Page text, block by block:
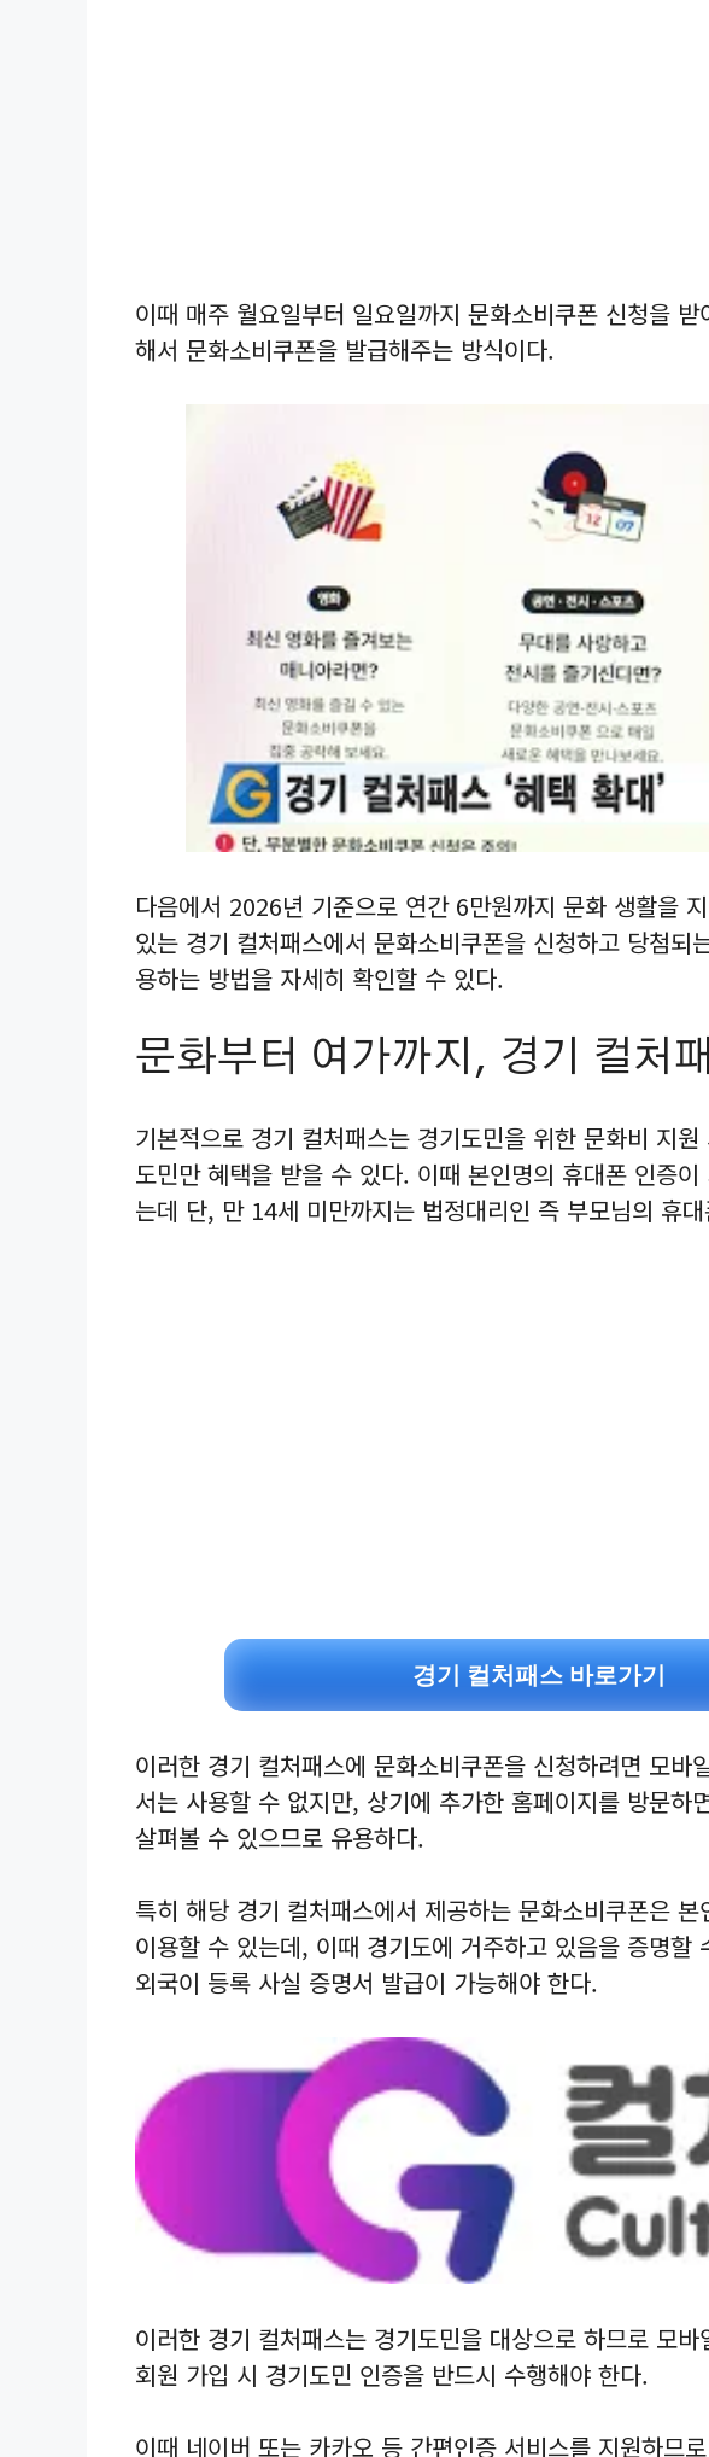
이때 매주 월요일부터 일요일까지 문화소비쿠폰 신청을
해서 문화소비쿠폰을 발급해주는 방식이다.
다음에서 2026년 기준으로 연간 6만원까지 문화 생활을
있는 경기 컬처패스에서 문화소비쿠폰을 신청하고 당첨되
용하는 방법을 자세히 확인할 수 있다.
문화부터 여가까지, 경기 컬처
기본적으로 경기 컬처패스는 경기도민을 위한 문화비 지
도민만 혜택을 받을 수 있다. 이때 본인명의 휴대폰 인증
는데 단, 만 14세 미만까지는 법정대리인 즉 부모님의 휴
경기 컬처패스 바로가기
이러한 경기 컬처패스에 문화소비쿠폰을 신청하려면 모바
서는 사용할 수 없지만, 상기에 추가한 홈페이지를 방문하
살펴볼 수 있으므로 유용하다.
특히 해당 경기 컬처패스에서 제공하는 문화소비쿠폰은
이용할 수 있는데, 이때 경기도에 거주하고 있음을 증명할
외국이 등록 사실 증명서 발급이 가능해야 한다.
이러한 경기 컬처패스는 경기도민을 대상으로 하므로 모
회원 가입 시 경기도민 인증을 반드시 수행해야 한다.
이때 네이버 또는 카카오 등 간편인증 서비스를 지원하므